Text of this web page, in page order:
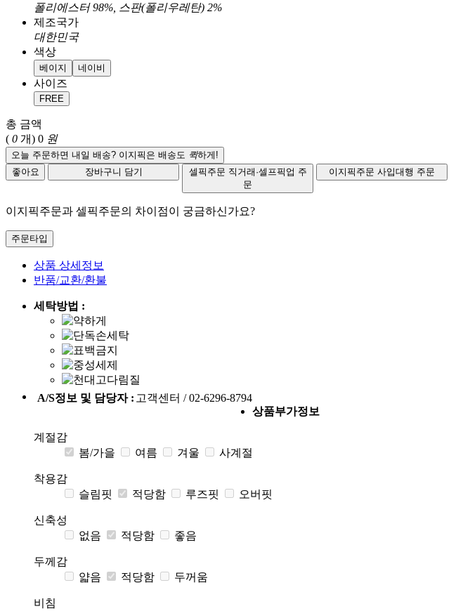
폴리에스터 98%, 스판(폴리우레탄) 2%
제조국가
대한민국
색상
베이지 네이비
사이즈
FREE
총 금액
( 0 개) 0 원
오늘 주문하면 내일 배송? 이지픽은 배송도 퀵하게!
좋아요
장바구니 담기 셀픽주문 직거래·셀프픽업 주
문
이지픽주문 사입대행 주문
이지픽주문과 셀픽주문의 차이점이 궁금하신가요?
주문타입
상품 상세정보
반품/교환/환불
세탁방법 :
A/S정보 및 담당자 : 고객센터 / 02-6296-8794
상품부가정보
계절감
봄/가을
여름 겨울 사계절
착용감
슬림핏
적당함 루즈핏 오버핏
신축성
없음
적당함 좋음
두께감
얇음
적당함 두꺼움
비침